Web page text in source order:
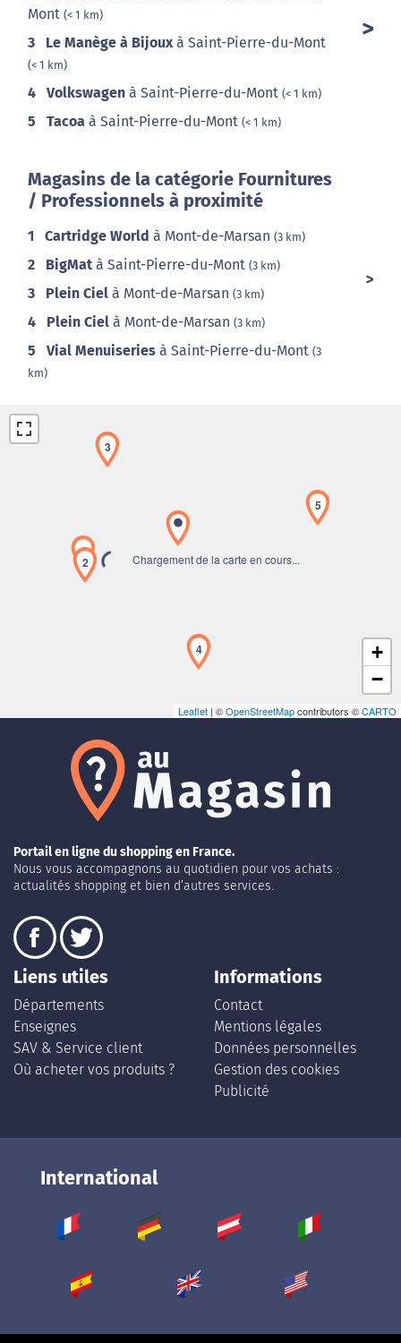
Mont (< 1 km)
3 Le Manège à Bijoux à Saint-Pierre-du-Mont
(< 1 km)
4 Volkswagen à Saint-Pierre-du-Mont (< 1 km)
5 Tacoa à Saint-Pierre-du-Mont (< 1 km)
Magasins de la catégorie Fournitures
/ Professionnels à proximité
1 Cartridge World à Mont-de-Marsan (3 km)
2 BigMat à Saint-Pierre-du-Mont (3 km)
3 Plein Ciel à Mont-de-Marsan (3 km)
4 Plein Ciel à Mont-de-Marsan (3 km)
5 Vial Menuiseries à Saint-Pierre-du-Mont (3
km)
Chargement de la carte en cours...
1
2
3
4
5
+
−
Leaflet | ©OpenStreetMapcontributors ©CARTO
Portail en ligne du shopping en France.
Nous vous accompagnons au quotidien pour vos achats :
actualités shopping et bien d’autres services.
Liens utiles
Départements
Enseignes
SAV & Service client
Où acheter vos produits ?
Informations
Contact
Mentions légales
Données personnelles
Gestion des cookies
Publicité
International